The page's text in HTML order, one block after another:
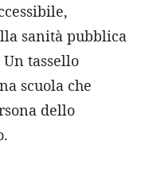
sanità pubblica
tassello
scuola che
dello